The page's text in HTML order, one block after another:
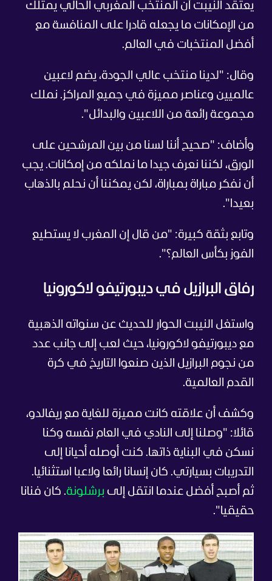
يعتقد النيبت أن المنتخب المغربي الحالي يمتلك
من الإمكانات ما يجعله قادرا على المنافسة مع
أفضل المنتخبات في العالم.
وقال: "لدينا منتخب عالي الجودة، يضم لاعبين
عالميين وعناصر مميزة في جميع المراكز. نملك
مجموعة رائعة من اللاعبين والبدائل".
وأضاف: "صحيح أننا لسنا من بين المرشحين على
الورق، لكننا نعرف جيدا ما نملكه من إمكانات. يجب
أن نفكر مباراة بمباراة، لكن يمكننا أن نحلم بالذهاب
بعيدا".
وتابع بثقة كبيرة: "من قال إن المغرب لا يستطيع
الفوز بكأس العالم؟".
رفاق البرازيل في ديبورتيفو لاكورونيا
واستغل النيبت الحوار للحديث عن سنواته الذهبية
مع ديبورتيفو لاكورونيا، حيث لعب إلى جانب عدد
من نجوم البرازيل الذين صنعوا التاريخ في كرة
القدم العالمية.
وكشف أن علاقته كانت مميزة للغاية مع ريفالدو،
قائلا: "وصلنا إلى النادي في العام نفسه وكنا
نسكن في البناية ذاتها. كنت أوصله أحيانا إلى
التدريبات بسيارتي. كان إنسانا رائعا ولاعبا استثنائيا.
ثم أصبح أفضل عندما انتقل إلى برشلونة. كان فنانا
حقيقيا".